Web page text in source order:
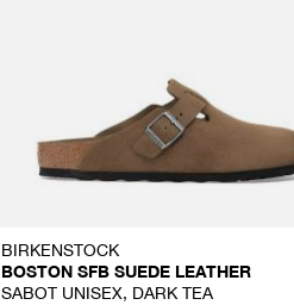
BIRKENSTOCK
BOSTON SFB SUEDE LEATHER
SABOT UNISEX, DARK TEA